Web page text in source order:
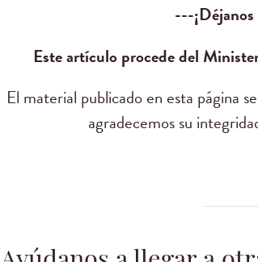
---
Este artículo procede del
El material publicado en esta página
agradecemos su